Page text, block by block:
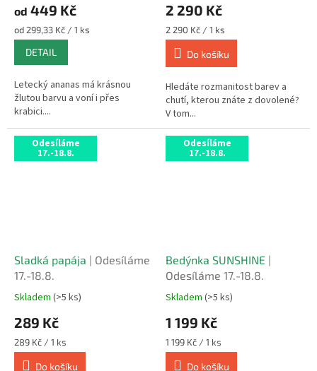
produktu
je
5,0
5
hvězdiček.
od 449 Kč
Měrná
cena:
od 299,33 Kč / 1 ks
DETAIL
Letecký ananas má krásnou
žlutou barvu a voní i přes
krabici....
produktu
je
5,0
5
hvězdiček.
2 290 Kč
Měrná
cena:
2 290 Kč / 1 ks
Do košíku
Hledáte rozmanitost barev a
chutí, kterou znáte z dovolené?
V tom...
Odesíláme
17.-18.8.
Sladká papája | Odesíláme
17.-18.8.
Průměrné
produktu
je
5,0
Skladem (>5 ks)
289 Kč
Měrná
cena:
289 Kč / 1 ks
Do košíku
Odesíláme
17.-18.8.
Bedýnka SUNSHINE |
Odesíláme 17.-18.8.
Průměrné
produktu
je
4,8
Skladem (>5 ks)
1 199 Kč
Měrná
cena:
1 199 Kč / 1 ks
Do košíku